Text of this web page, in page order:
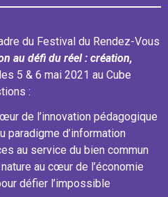
du Festival du Rendez-Vous
au défi du réel : création,
5 & 6 mai 2021 au Cube
:
de l’innovation pédagogique
paradigme d’information
au service du bien commun
au cœur de l’économie
défier l’impossible